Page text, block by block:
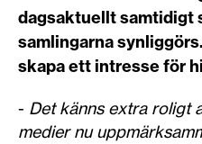
dagsaktuellt samtidigt
samlingarna
skapa ett intresse för
- Det känns extra roligt
medier nu